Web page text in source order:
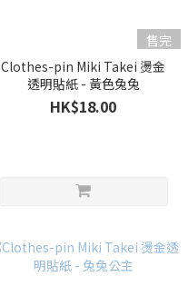
售完
Clothes-pin Miki Takei 燙金
透明貼紙 - 黃色兔兔
HK$18.00